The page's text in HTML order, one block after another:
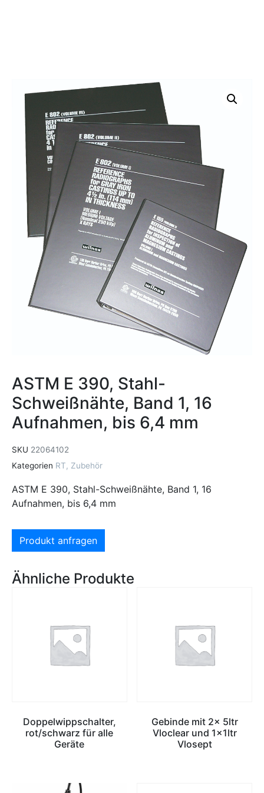
ASTM E 390, Stahl-
Schweißnähte, Band 1, 16
Aufnahmen, bis 6,4 mm
SKU 22064102
Kategorien RT, Zubehör
ASTM E 390, Stahl-Schweißnähte, Band 1, 16
Aufnahmen, bis 6,4 mm
Produkt anfragen
Ähnliche Produkte
Doppelwippschalter,
rot/schwarz für alle
Geräte
Gebinde mit 2x 5ltr
Vloclear und 1x1ltr
Vlosept